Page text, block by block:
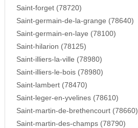
Saint-forget (78720)
Saint-germain-de-la-grange (78640)
Saint-germain-en-laye (78100)
Saint-hilarion (78125)
Saint-illiers-la-ville (78980)
Saint-illiers-le-bois (78980)
Saint-lambert (78470)
Saint-leger-en-yvelines (78610)
Saint-martin-de-brethencourt (78660)
Saint-martin-des-champs (78790)